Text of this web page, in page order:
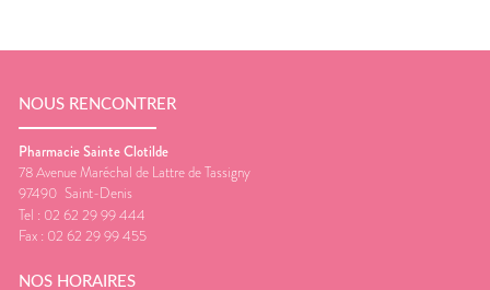
NOUS RENCONTRER
Pharmacie Sainte Clotilde
78 Avenue Maréchal de Lattre de Tassigny
97490 Saint-Denis
Tel : 02 62 29 99 444
Fax : 02 62 29 99 455
NOS HORAIRES